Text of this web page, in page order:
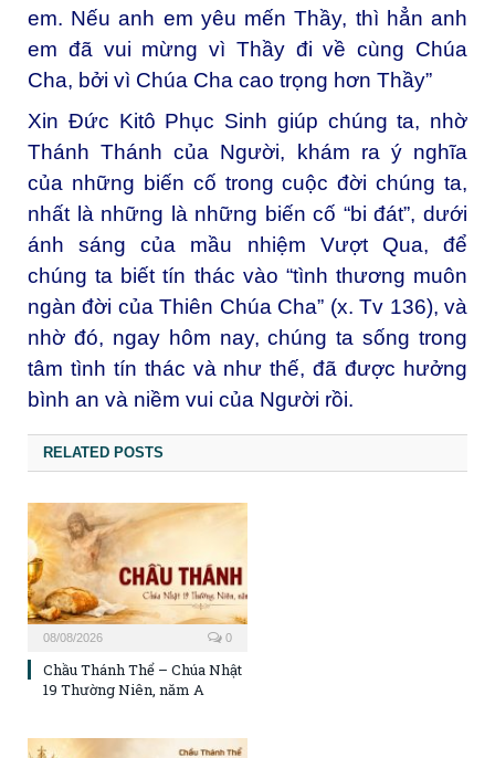
em. Nếu anh em yêu mến Thầy, thì hẳn anh
em đã vui mừng vì Thầy đi về cùng Chúa
Cha, bởi vì Chúa Cha cao trọng hơn Thầy”
Xin Đức Kitô Phục Sinh giúp chúng ta, nhờ
Thánh Thánh của Người, khám ra ý nghĩa
của những biến cố trong cuộc đời chúng ta,
nhất là những là những biến cố “bi đát”, dưới
ánh sáng của mầu nhiệm Vượt Qua, để
chúng ta biết tín thác vào “tình thương muôn
ngàn đời của Thiên Chúa Cha” (x. Tv 136), và
nhờ đó, ngay hôm nay, chúng ta sống trong
tâm tình tín thác và như thế, đã được hưởng
bình an và niềm vui của Người rồi.
RELATED POSTS
08/08/2026 0
Chầu Thánh Thể – Chúa Nhật
19 Thường Niên, năm A